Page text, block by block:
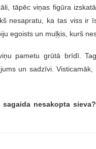
tāpēc viņas figūra
nesapratu, ka tas viss ir
egoists un muļķis, kurš
pametu grūtā brīdī.
un sadzīvi.
nesakopta